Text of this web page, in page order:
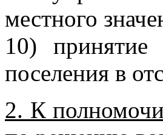
местного
10) принятие
поселения в
2. К